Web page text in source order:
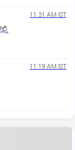
11:31 AM IST
11:19 AM IST